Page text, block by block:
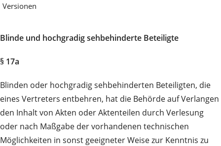
Versionen
Blinde und hochgradig sehbehinderte Beteiligte
§ 17a
Blinden oder hochgradig sehbehinderten Beteiligten, die
eines Vertreters entbehren, hat die Behörde auf Verlangen
den Inhalt von Akten oder Aktenteilen durch Verlesung
oder nach Maßgabe der vorhandenen technischen
Möglichkeiten in sonst geeigneter Weise zur Kenntnis zu